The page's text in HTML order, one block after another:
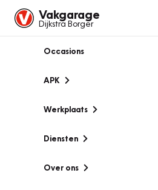
Vakgarage
Dijkstra Borger
Occasions
APK
Werkplaats
Diensten
Over ons